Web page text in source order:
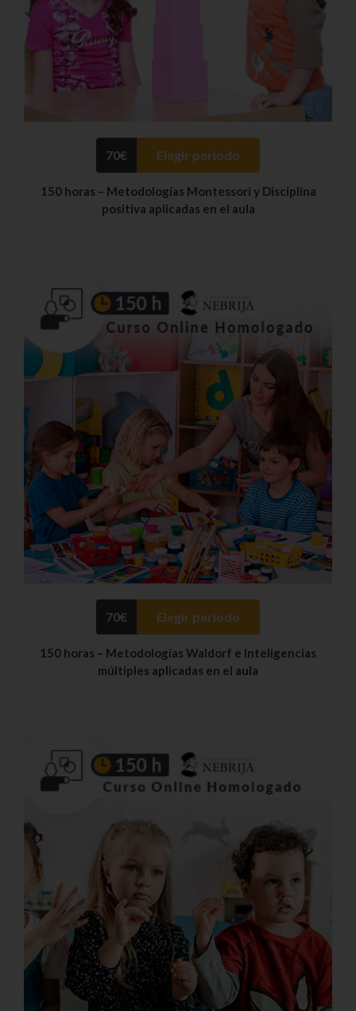
70€ Elegir periodo
150 horas – Metodologías Montessori y Disciplina
positiva aplicadas en el aula
70€ Elegir periodo
150 horas – Metodologías Waldorf e Inteligencias
múltiples aplicadas en el aula